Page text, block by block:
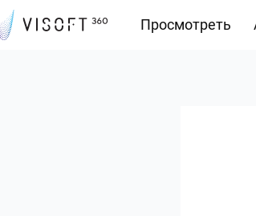
Просмотреть